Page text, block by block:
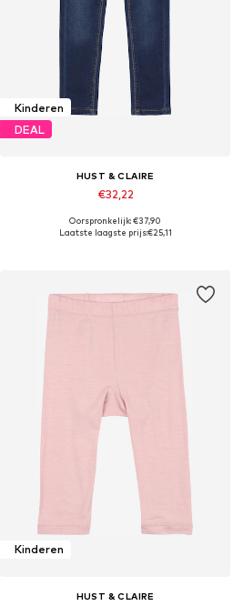
Kinderen
DEAL
HUST & CLAIRE
€32,22
Beschikbaar in vele maten
Oorspronkelijk: €37,90
Laatste laagste prijs:€25,11
Kinderen
HUST & CLAIRE